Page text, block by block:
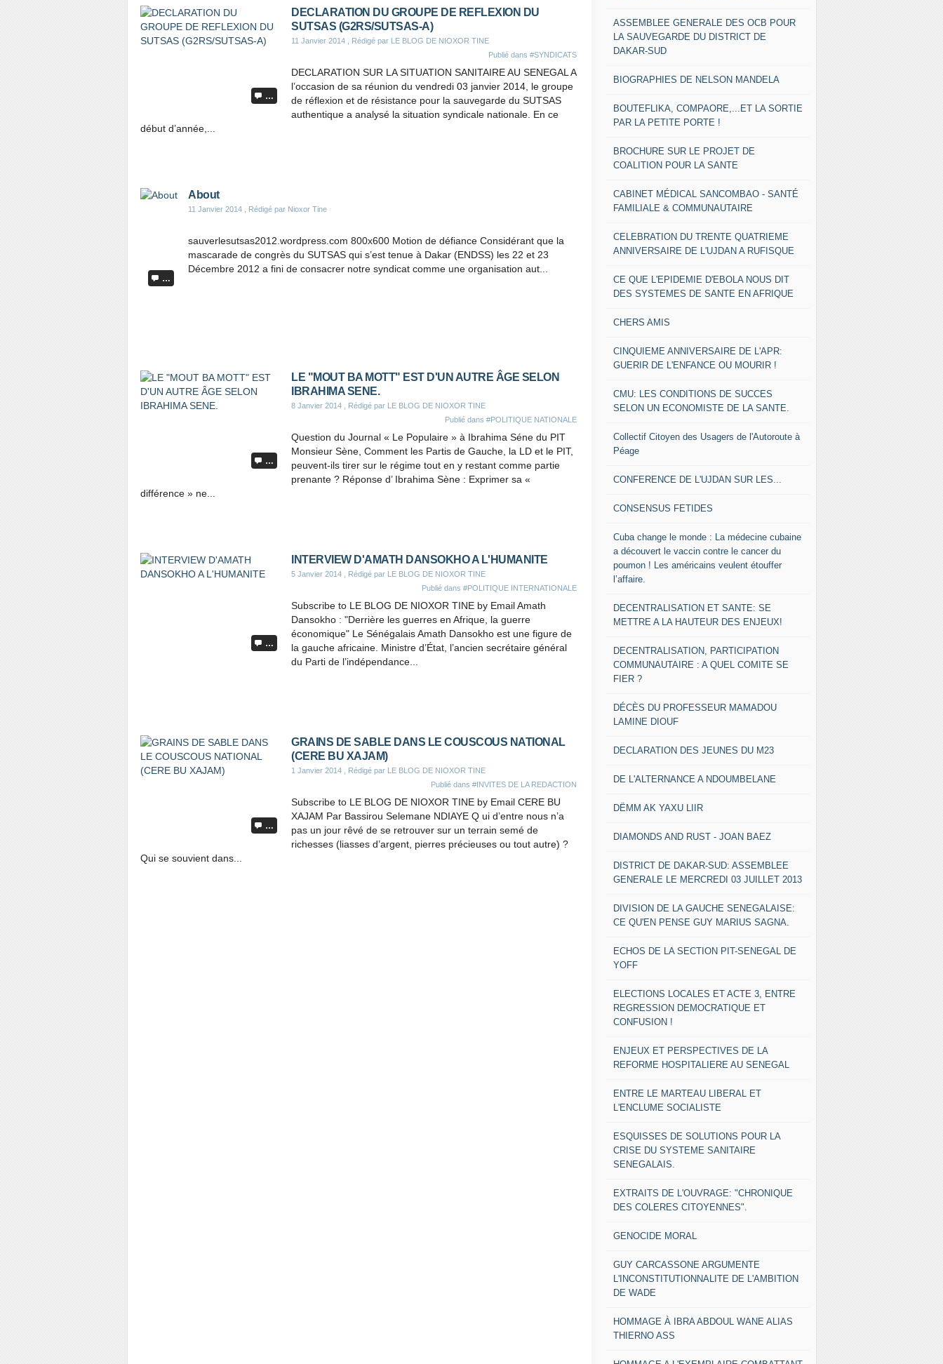
…
DECLARATION DU GROUPE DE REFLEXION DU
SUTSAS (G2RS/SUTSAS-A)
11 Janvier 2014 , Rédigé par LE BLOG DE NIOXOR TINE
Publié dans #SYNDICATS
DECLARATION SUR LA SITUATION SANITAIRE AU SENEGAL A
l’occasion de sa réunion du vendredi 03 janvier 2014, le groupe
de réflexion et de résistance pour la sauvegarde du SUTSAS
authentique a analysé la situation syndicale nationale. En ce
début d’année,...
…
About
11 Janvier 2014 , Rédigé par Nioxor Tine
sauverlesutsas2012.wordpress.com 800x600 Motion de défiance Considérant que la
mascarade de congrès du SUTSAS qui s’est tenue à Dakar (ENDSS) les 22 et 23
Décembre 2012 a fini de consacrer notre syndicat comme une organisation aut...
…
LE "MOUT BA MOTT" EST D'UN AUTRE ÂGE SELON
IBRAHIMA SENE.
8 Janvier 2014 , Rédigé par LE BLOG DE NIOXOR TINE
Publié dans #POLITIQUE NATIONALE
Question du Journal « Le Populaire » à Ibrahima Séne du PIT
Monsieur Sène, Comment les Partis de Gauche, la LD et le PIT,
peuvent-ils tirer sur le régime tout en y restant comme partie
prenante ? Réponse d’ Ibrahima Sène : Exprimer sa «
différence » ne...
…
INTERVIEW D'AMATH DANSOKHO A L'HUMANITE
5 Janvier 2014 , Rédigé par LE BLOG DE NIOXOR TINE
Publié dans #POLITIQUE INTERNATIONALE
Subscribe to LE BLOG DE NIOXOR TINE by Email Amath
Dansokho : "Derrière les guerres en Afrique, la guerre
économique" Le Sénégalais Amath Dansokho est une figure de
la gauche africaine. Ministre d’État, l’ancien secrétaire général
du Parti de l’indépendance...
…
GRAINS DE SABLE DANS LE COUSCOUS NATIONAL
(CERE BU XAJAM)
1 Janvier 2014 , Rédigé par LE BLOG DE NIOXOR TINE
Publié dans #INVITES DE LA REDACTION
Subscribe to LE BLOG DE NIOXOR TINE by Email CERE BU
XAJAM Par Bassirou Selemane NDIAYE Q ui d’entre nous n’a
pas un jour rêvé de se retrouver sur un terrain semé de
richesses (liasses d’argent, pierres précieuses ou tout autre) ?
Qui se souvient dans...
ASSEMBLEE GENERALE DES OCB POUR
LA SAUVEGARDE DU DISTRICT DE
DAKAR-SUD
BIOGRAPHIES DE NELSON MANDELA
BOUTEFLIKA, COMPAORE,...ET LA SORTIE
PAR LA PETITE PORTE !
BROCHURE SUR LE PROJET DE
COALITION POUR LA SANTE
CABINET MÉDICAL SANCOMBAO - SANTÉ
FAMILIALE & COMMUNAUTAIRE
CELEBRATION DU TRENTE QUATRIEME
ANNIVERSAIRE DE L'UJDAN A RUFISQUE
CE QUE L'EPIDEMIE D'EBOLA NOUS DIT
DES SYSTEMES DE SANTE EN AFRIQUE
CHERS AMIS
CINQUIEME ANNIVERSAIRE DE L'APR:
GUERIR DE L'ENFANCE OU MOURIR !
CMU: LES CONDITIONS DE SUCCES
SELON UN ECONOMISTE DE LA SANTE.
Collectif Citoyen des Usagers de l'Autoroute à
Péage
CONFERENCE DE L'UJDAN SUR LES...
CONSENSUS FETIDES
Cuba change le monde : La médecine cubaine
a découvert le vaccin contre le cancer du
poumon ! Les américains veulent étouffer
l’affaire.
DECENTRALISATION ET SANTE: SE
METTRE A LA HAUTEUR DES ENJEUX!
DECENTRALISATION, PARTICIPATION
COMMUNAUTAIRE : A QUEL COMITE SE
FIER ?
DÉCÈS DU PROFESSEUR MAMADOU
LAMINE DIOUF
DECLARATION DES JEUNES DU M23
DE L'ALTERNANCE A NDOUMBELANE
DËMM AK YAXU LIIR
DIAMONDS AND RUST - JOAN BAEZ
DISTRICT DE DAKAR-SUD: ASSEMBLEE
GENERALE LE MERCREDI 03 JUILLET 2013
DIVISION DE LA GAUCHE SENEGALAISE:
CE QU'EN PENSE GUY MARIUS SAGNA.
ECHOS DE LA SECTION PIT-SENEGAL DE
YOFF
ELECTIONS LOCALES ET ACTE 3, ENTRE
REGRESSION DEMOCRATIQUE ET
CONFUSION !
ENJEUX ET PERSPECTIVES DE LA
REFORME HOSPITALIERE AU SENEGAL
ENTRE LE MARTEAU LIBERAL ET
L'ENCLUME SOCIALISTE
ESQUISSES DE SOLUTIONS POUR LA
CRISE DU SYSTEME SANITAIRE
SENEGALAIS.
EXTRAITS DE L'OUVRAGE: "CHRONIQUE
DES COLERES CITOYENNES".
GENOCIDE MORAL
GUY CARCASSONE ARGUMENTE
L'INCONSTITUTIONNALITE DE L'AMBITION
DE WADE
HOMMAGE À IBRA ABDOUL WANE ALIAS
THIERNO ASS